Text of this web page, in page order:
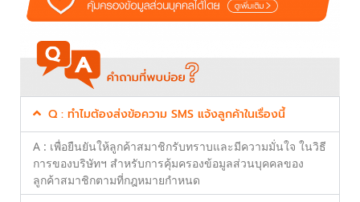
Q : ทําไมต้องส่งข้อความ SMS แจ้งลูกค้าในเรื่องนี้
A : เพื่อยืนยันให้ลูกค้าสมาชิกรับทราบและมีความมั่นใจ ในวิธี
การของบริษัทฯ สําหรับการคุ้มครองข้อมูลส่วนบุคคลของ
ลูกค้าสมาชิกตามที่กฎหมายกําหนด